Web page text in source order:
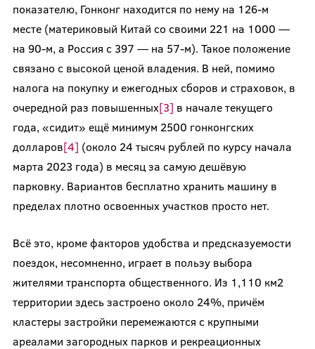
показателю, Гонконг находится по нему на 126-м
месте (материковый Китай со своими 221 на 1000 —
на 90-м, а Россия с 397 — на 57-м). Такое положение
связано с высокой ценой владения. В ней, помимо
налога на покупку и ежегодных сборов и страховок, в
очередной раз повышенных[3] в начале текущего
года, «сидит» ещё минимум 2500 гонконгских
долларов[4] (около 24 тысяч рублей по курсу начала
марта 2023 года) в месяц за самую дешёвую
парковку. Вариантов бесплатно хранить машину в
пределах плотно освоенных участков просто нет.
Всё это, кроме факторов удобства и предсказуемости
поездок, несомненно, играет в пользу выбора
жителями транспорта общественного. Из 1,110 км2
территории здесь застроено около 24%, причём
кластеры застройки перемежаются с крупными
ареалами загородных парков и рекреационных